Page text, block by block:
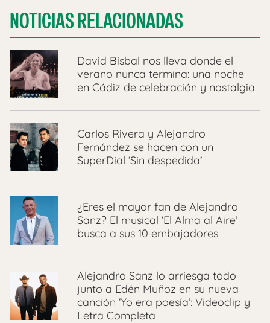
NOTICIAS RELACIONADAS
David Bisbal nos lleva donde el
verano nunca termina: una noche
en Cádiz de celebración y nostalgia
Carlos Rivera y Alejandro
Fernández se hacen con un
SuperDial ‘Sin despedida’
¿Eres el mayor fan de Alejandro
Sanz? El musical ‘El Alma al Aire’
busca a sus 10 embajadores
Alejandro Sanz lo arriesga todo
junto a Edén Muñoz en su nueva
canción ‘Yo era poesía’: Videoclip y
Letra Completa